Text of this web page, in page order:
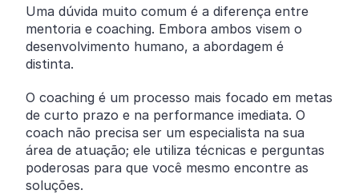
Uma dúvida muito comum é a diferença entre
mentoria e coaching. Embora ambos visem o
desenvolvimento humano, a abordagem é
distinta.
O coaching é um processo mais focado em metas
de curto prazo e na performance imediata. O
coach não precisa ser um especialista na sua
área de atuação; ele utiliza técnicas e perguntas
poderosas para que você mesmo encontre as
soluções.